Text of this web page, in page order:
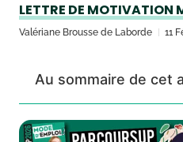
LETTRE DE MOTIVATION
Valériane Brousse de Laborde 11
Au sommaire de cet